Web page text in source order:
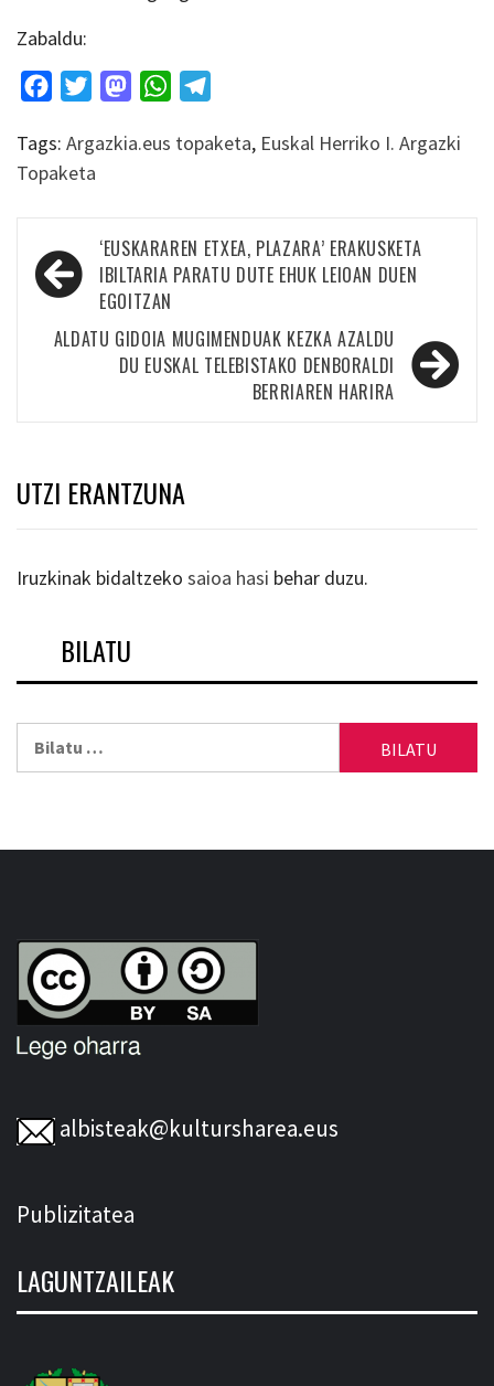
Zabaldu:
FacebookTwitterMastodonWhatsApp
Tags: Argazkia.eus topaketa, Euskal Herriko I. Argazki
Topaketa
Bidalketetan
zehar
nabigatu
‘EUSKARAREN ETXEA, PLAZARA’ ERAKUSKETA
IBILTARIA PARATU DUTE EHUK LEIOAN DUEN
EGOITZAN
ALDATU GIDOIA MUGIMENDUAK KEZKA AZALDU
DU EUSKAL TELEBISTAKO DENBORALDI
BERRIAREN HARIRA
UTZI ERANTZUNA
Iruzkinak bidaltzeko saioa hasi behar duzu.
BILATU
albisteak@kultursharea.eus
Publizitatea
LAGUNTZAILEAK